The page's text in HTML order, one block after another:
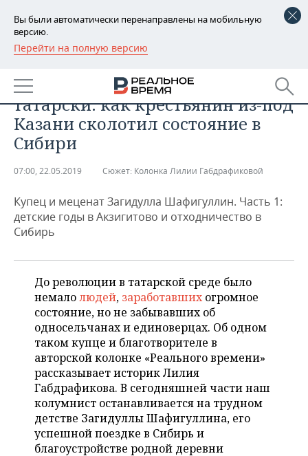
Вы были автоматически перенаправлены на мобильную
версию.
Перейти на полную версию
РЕГИОНЫ
БАШКОРТОСТАН
ТАТАРСТАН
УДМУРТИЯ
НОВОСТИ
АНАЛИТИКА
НОВОСТИ АНАЛИТИКИ
ДЕКЛАРАЦИИ О ДОХОДАХ
КОРОЛИ ГОСЗАКАЗА ПФО
ВУЗЫ ТАТАРСТАНА
ТОРГОВЫЕ ЦЕНТРЫ
ТАТАРСТАНА
ЭКОНОМИКА
НОВОСТИ ЭКОНОМИКИ
ФИНАНСЫ
БАНКИ
ИНВЕСТИЦИИ
ПРОМЫШЛЕННОСТЬ
НОВОСТИ
ПРОМЫШЛЕННОСТИ
МАШИНОСТРОЕНИЕ
НЕФТЕХИМИЯ
НЕФТЬ
ОПК
ЭНЕРГЕТИКА
НЕДВИЖИМОСТЬ
НОВОСТИ НЕДВИЖИМОСТИ
АВТО
НОВОСТИ БИЗНЕСА
РОЗНИЧНАЯ ТОРГОВЛЯ
ТРАНСПОРТ
УСЛУГИ
ТЕХНОЛОГИИ
НОВОСТИ ТЕХНОЛОГИЙ
МЕДИА
ТЕЛЕКОММУНИКАЦИИ
МЕРОПРИЯТИЯ
НОВОСТИ МЕРОПРИЯТИЙ
ВЫЕЗДНАЯ РЕДАКЦИЯ
БИЗНЕС-БРАНЧИ
СПОРТ
НОВОСТИ СПОРТА
ФУТБОЛ
ОБЩЕСТВО
НОВОСТИ ОБЩЕСТВА
ФОТОГАЛЕРЕЯ
«Американская мечта» по-
татарски: как крестьянин из-под
Казани сколотил состояние в
Сибири
07:00, 22.05.2019 Сюжет: Колонка Лилии Габдрафиковой
Купец и меценат Загидулла Шафигуллин. Часть 1:
детские годы в Акзигитово и отходничество в
Сибирь
До революции в татарской среде было
немалолюдей, заработавшихогромное
состояние, но не забывавших об
односельчанах и единоверцах. Об одном
таком купце и благотворителе в
авторской колонке «Реального времени»
рассказывает историк Лилия
Габдрафикова. В сегодняшней части наш
колумнист останавливается на трудном
детстве Загидуллы Шафигуллина, его
успешной поездке в Сибирь и
благоустройстве родной деревни